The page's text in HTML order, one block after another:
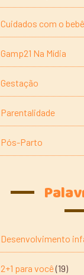
Cuidados com o bebê
Gamp21 Na Mídia
Gestação
Parentalidade
Pós-Parto
Desenvolvimento
2+1 para você(19)